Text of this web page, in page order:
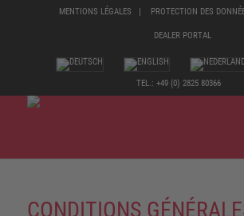
MENTIONS LÉGALES PROTECTION DES
DEALER PORTAL
TEL.: +49 (0) 2825 80366
CONDITIONS